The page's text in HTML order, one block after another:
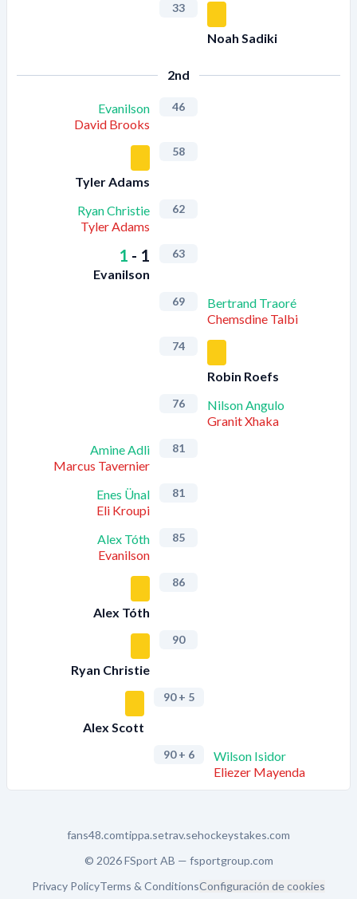
33
Noah Sadiki
2nd
Evanilson
David Brooks
46
Tyler Adams
58
Ryan Christie
Tyler Adams
62
1 - 1
Evanilson
63
69
Bertrand Traoré
Chemsdine Talbi
74
Robin Roefs
76
Nilson Angulo
Granit Xhaka
Amine Adli
Marcus Tavernier
81
Enes Ünal
Eli Kroupi
81
Alex Tóth
Evanilson
85
Alex Tóth
86
Ryan Christie
90
Alex Scott
90+ 5
90+ 6
Wilson Isidor
Eliezer Mayenda
fans48.comtippa.setrav.sehockeystakes.com
© 2026 FSport AB — fsportgroup.com
Privacy PolicyTerms & ConditionsConfiguración de cookies